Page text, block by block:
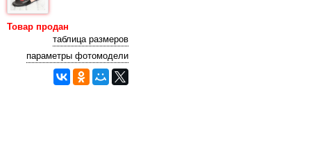
Товар продан
таблица размеров
параметры фотомодели